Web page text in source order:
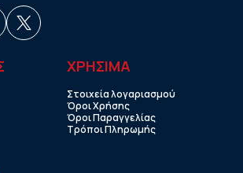
ΧΡHΣΙΜΑ
Στοιχεία λογαριασμού
Όροι Χρήσης
Όροι Παραγγελίας
Τρόποι Πληρωμής